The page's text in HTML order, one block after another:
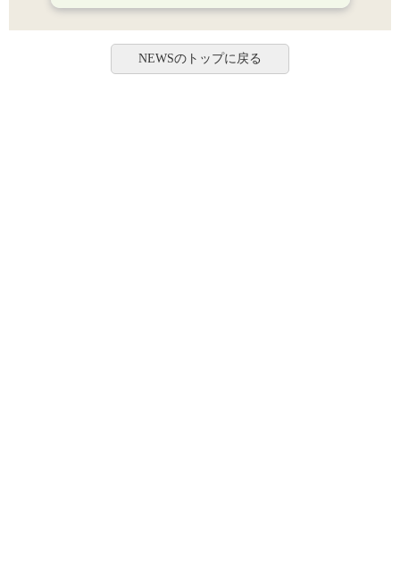
NEWSのトップに戻る